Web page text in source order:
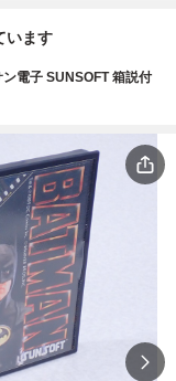
います
電子 SUNSOFT 箱説付